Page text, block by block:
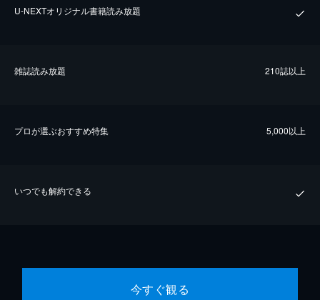
U-NEXTオリジナル書籍読み放題
雑誌読み放題 210誌以上
プロが選ぶおすすめ特集 5,000以上
いつでも解約できる
今すぐ観る